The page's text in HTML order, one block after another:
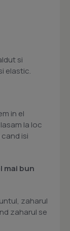
si
elastic.
in el
la loc
isi
mai bun
zaharul
zaharul se